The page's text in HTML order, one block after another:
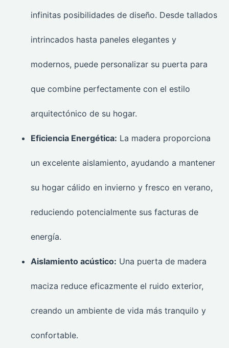
infinitas posibilidades de diseño. Desde tallados
intrincados hasta paneles elegantes y
modernos, puede personalizar su puerta para
que combine perfectamente con el estilo
arquitectónico de su hogar.
Eficiencia Energética: La madera proporciona
un excelente aislamiento, ayudando a mantener
su hogar cálido en invierno y fresco en verano,
reduciendo potencialmente sus facturas de
energía.
Aislamiento acústico: Una puerta de madera
maciza reduce eficazmente el ruido exterior,
creando un ambiente de vida más tranquilo y
confortable.